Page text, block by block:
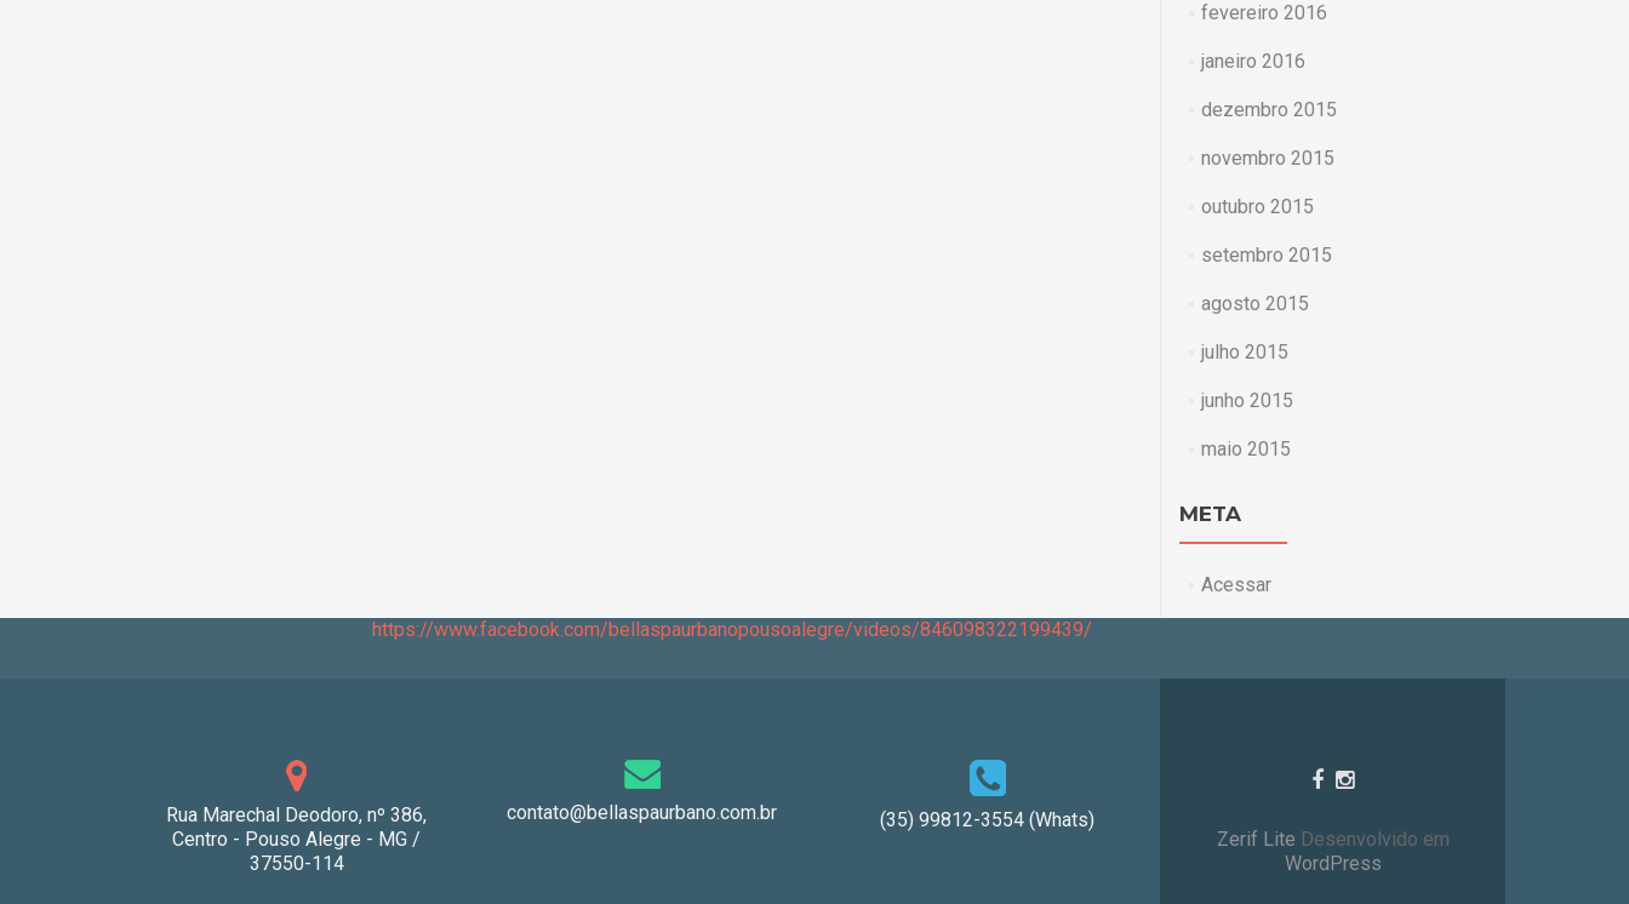
fevereiro 2016
janeiro 2016
dezembro 2015
novembro 2015
outubro 2015
setembro 2015
agosto 2015
julho 2015
junho 2015
maio 2015
META
Acessar
https://www.facebook.com/bellaspaurbanopousoalegre/videos/846098322199439/
Rua Marechal Deodoro, nº 386,
Centro - Pouso Alegre - MG /
37550-114
contato@bellaspaurbano.com.br
(35) 99812-3554 (Whats)
Zerif Lite Desenvolvido em
WordPress